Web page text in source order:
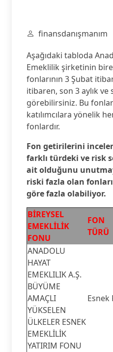
finansdanışmanım
Aşağıdaki tabloda
Emeklilik şirketinin
fonlarının 3 Şubat
itibaren, son 3 aylık ve
görebilirsiniz. Bu
katılımcılara yönelik
fonlardır.
Fon getirilerini
farklı türdeki ve risk
ait olduğunu
riski fazla olan
göre fazla olabiliyor.
BİREYSEL
EMEKLİLİK
FONU
FON
TÜRÜ
ANADOLU
HAYAT
EMEKLILIK A.Ş.
BÜYÜME
AMAÇLI
YÜKSELEN
ÜLKELER ESNEK
EMEKLİLİK
YATIRIM FONU
Esnek